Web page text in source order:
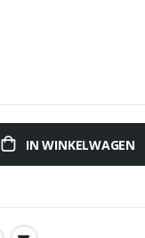
IN WINKELWAGEN